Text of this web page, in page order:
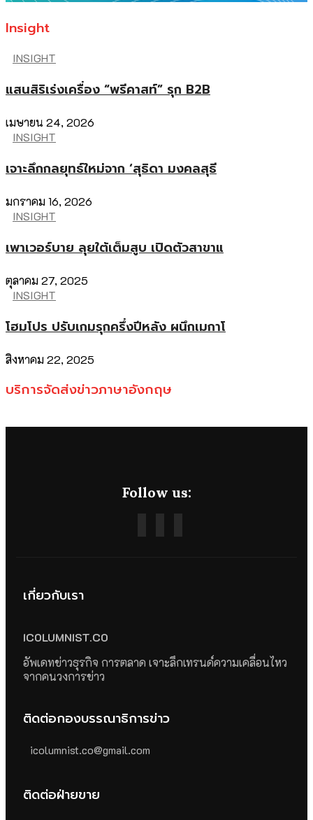
Insight
INSIGHT
แสนสิริเร่งเครื่อง “พรีคาสท์” รุก B2B
เมษายน 24, 2026
INSIGHT
เจาะลึกกลยุทธ์ใหม่จาก ‘สุธิดา มงคลสุธี
มกราคม 16, 2026
INSIGHT
เพาเวอร์บาย ลุยใต้เต็มสูบ เปิดตัวสาขาแ
ตุลาคม 27, 2025
INSIGHT
โฮมโปร ปรับเกมรุกครึ่งปีหลัง ผนึกเมกาโ
สิงหาคม 22, 2025
บริการจัดส่งข่าวภาษาอังกฤษ
Follow us:
เกี่ยวกับเรา
ICOLUMNIST.CO
อัพเดทข่าวธุรกิจ การตลาด เจาะลึกเทรนด์ความเคลื่อนไหว
จากคนวงการข่าว
ติดต่อกองบรรณาธิการข่าว
icolumnist.co@gmail.com
ติดต่อฝ่ายขาย